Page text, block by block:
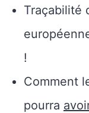
Traçabilité
!
Comment
pourra